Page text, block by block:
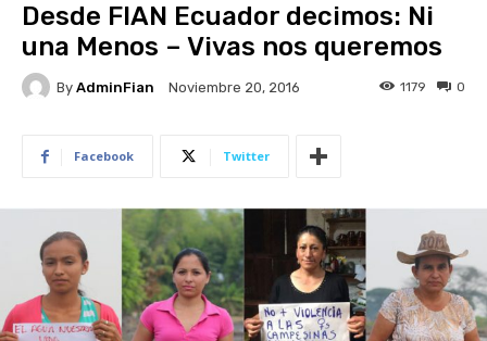
Desde FIAN Ecuador decimos: Ni
una Menos – Vivas nos queremos
By AdminFian Noviembre 20, 2016 0
1179
Facebook Twitter